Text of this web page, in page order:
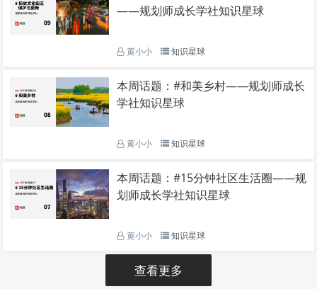
——规划师成长学社知识星球
黄小小 知识星球
本周话题：#和美乡村——规划师成长
学社知识星球
黄小小 知识星球
本周话题：#15分钟社区生活圈——规
划师成长学社知识星球
黄小小 知识星球
查看更多